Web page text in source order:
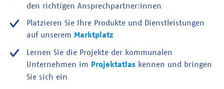
den richtigen Ansprechpartner:innen
Platzieren Sie Ihre Produkte und Dienstleistungen
auf unserem Marktplatz
Lernen Sie die Projekte der kommunalen
Unternehmen im Projektatlas kennen und bringen
Sie sich ein